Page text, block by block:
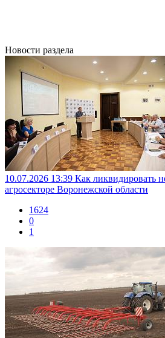
Новости раздела
10.07.2026 13:39 Как ликвидировать
агросекторе Воронежской области
1624
0
1